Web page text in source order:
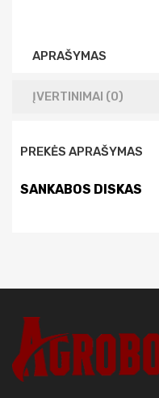
APRAŠYMAS
ĮVERTINIMAI (0)
PREKĖS APRAŠYMAS
SANKABOS DISKAS